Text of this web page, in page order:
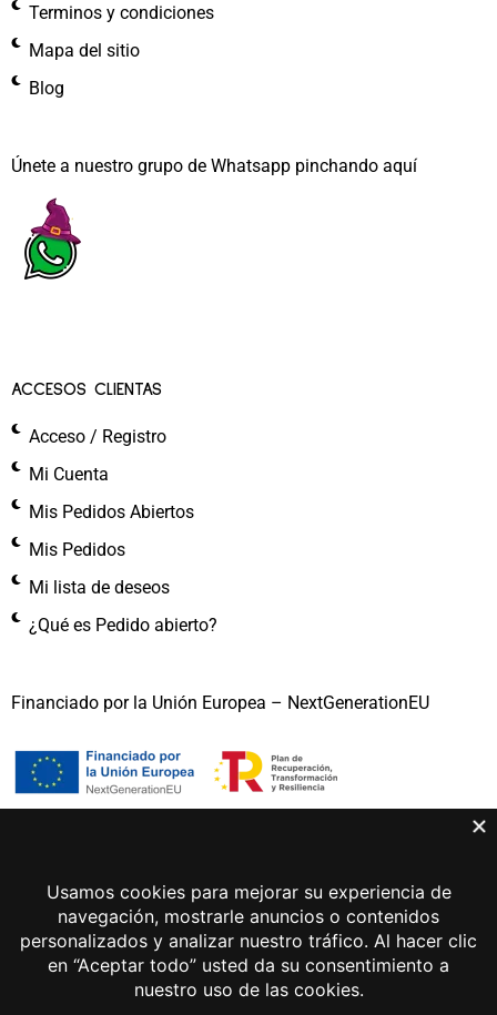
Terminos y condiciones
Mapa del sitio
Blog
Únete a nuestro grupo de Whatsapp pinchando aquí​
ACCESOS CLIENTAS
Acceso / Registro
Mi Cuenta
Mis Pedidos Abiertos
Mis Pedidos
Mi lista de deseos
¿Qué es Pedido abierto?
Financiado por la Unión Europea – NextGenerationEU
Aviso legal
Política de privacidad